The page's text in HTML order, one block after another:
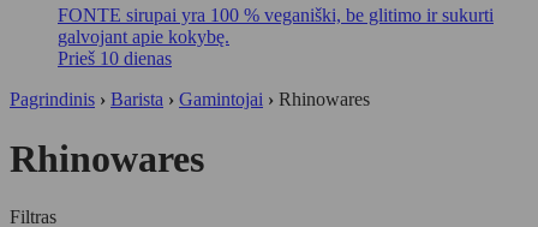
FONTE sirupai yra 100 % veganiški, be glitimo ir sukurti
galvojant apie kokybę.
Prieš 10 dienas
Pagrindinis › Barista › Gamintojai › Rhinowares
Rhinowares
Filtras